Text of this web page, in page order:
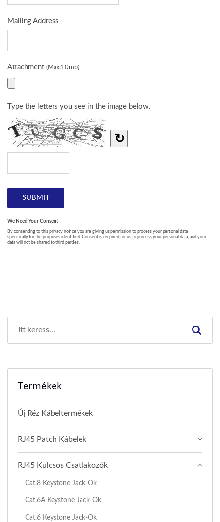
Termékek
Új Réz Kábeltermékek
RJ45 Patch Kábelek
RJ45 Kulcsos Csatlakozók
Cat.8 Keystone Jack-Ok
Cat.6A Keystone Jack-Ok
Cat.6 Keystone Jack-Ok